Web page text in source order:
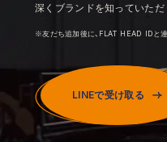
深くブランドを知っていただ
※友だち追加後に、FLAT HEAD IDと
LINEで受け取る